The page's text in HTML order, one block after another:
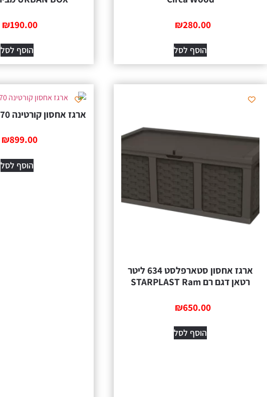
₪280.00
הוסף לסל
₪190.00
הוסף לסל
ארגז אחסון סטארפלסט 634 ליטר
רטאן דגם רם STARPLAST Ram
₪650.00
הוסף לסל
ארגז אחסון קורטינה 570 ליטר – אפור
₪899.00
הוסף לסל